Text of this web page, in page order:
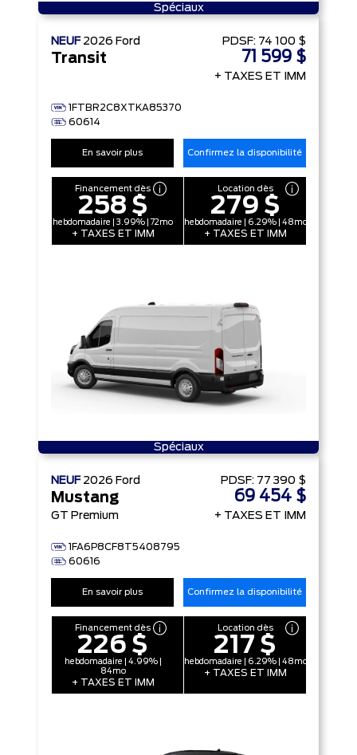
Spéciaux
NEUF 2026 Ford
Transit
1FTBR2C8XTKA85370
60614
PDSF: 74 100 $
71 599 $
+ TAXES ET IMM
En savoir plus Confirmez la disponibilité
Financement dès
258 $
hebdomadaire | 3.99% | 72mo
+ TAXES ET IMM
Location dès
279 $
hebdomadaire | 6.29% | 48mo
+ TAXES ET IMM
Spéciaux
NEUF 2026 Ford
Mustang
GT Premium
1FA6P8CF8T5408795
60616
PDSF: 77 390 $
69 454 $
+ TAXES ET IMM
En savoir plus Confirmez la disponibilité
Financement dès
226 $
hebdomadaire | 4.99% |
84mo
+ TAXES ET IMM
Location dès
217 $
hebdomadaire | 6.29% | 48mo
+ TAXES ET IMM